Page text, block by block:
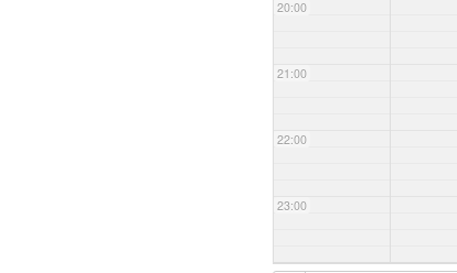
20:00
21:00
22:00
23:00